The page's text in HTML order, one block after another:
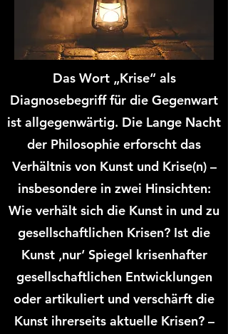
Das Wort „Krise“ als
Diagnosebegriff für die Gegenwart
ist allgegenwärtig. Die Lange Nacht
der Philosophie erforscht das
Verhältnis von Kunst und Krise(n) –
insbesondere in zwei Hinsichten:
Wie verhält sich die Kunst in und zu
gesellschaftlichen Krisen? Ist die
Kunst ‚nur‘ Spiegel krisenhafter
gesellschaftlichen Entwicklungen
oder artikuliert und verschärft die
Kunst ihrerseits aktuelle Krisen? –